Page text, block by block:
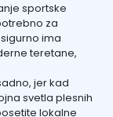
sportske
za
ima
teretane,
jer kad
svetla plesnih
lokalne